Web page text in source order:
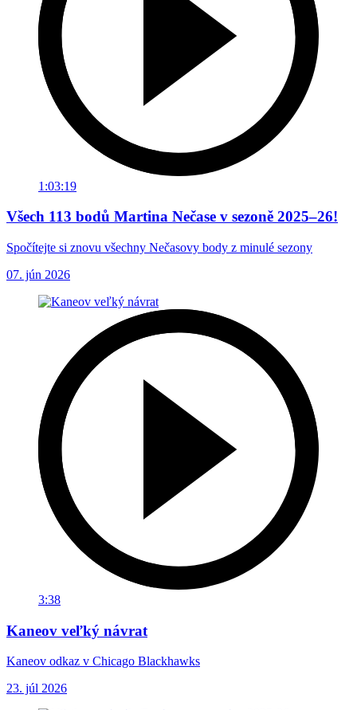
1:03:19
Všech 113 bodů Martina Nečase v sezoně 2025–26!
Spočítejte si znovu všechny Nečasovy body z minulé sezony
07. jún 2026
3:38
Kaneov veľký návrat
Kaneov odkaz v Chicago Blackhawks
23. júl 2026